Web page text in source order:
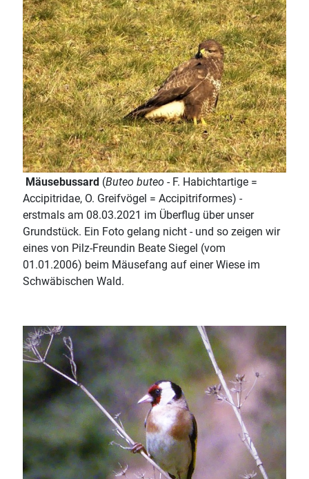
Mäusebussard (Buteo buteo - F. Habichtartige =
Accipitridae, O. Greifvögel = Accipitriformes) -
erstmals am 08.03.2021 im Überflug über unser
Grundstück. Ein Foto gelang nicht - und so zeigen wir
eines von Pilz-Freundin Beate Siegel (vom
01.01.2006) beim Mäusefang auf einer Wiese im
Schwäbischen Wald.